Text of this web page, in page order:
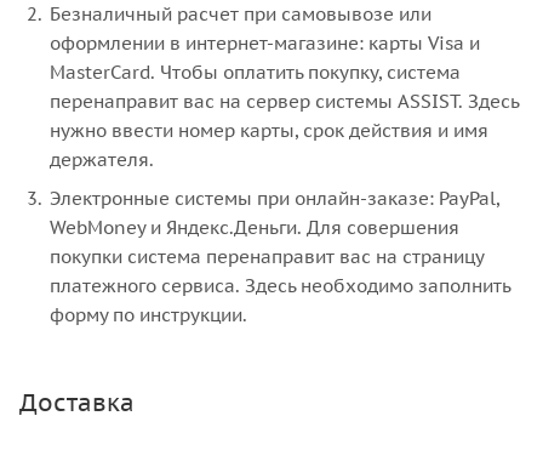
Безналичный расчет при самовывозе или
оформлении в интернет-магазине: карты Visa и
MasterCard. Чтобы оплатить покупку, система
перенаправит вас на сервер системы ASSIST. Здесь
нужно ввести номер карты, срок действия и имя
держателя.
Электронные системы при онлайн-заказе: PayPal,
WebMoney и Яндекс.Деньги. Для совершения
покупки система перенаправит вас на страницу
платежного сервиса. Здесь необходимо заполнить
форму по инструкции.
Доставка